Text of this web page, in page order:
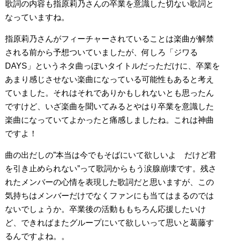
歌詞の内容も指原莉乃さんの卒業を意識した切ない歌詞と
なっていますね。
指原莉乃さんがフィーチャーされていることは楽曲が解禁
される前から予想ついていましたが、何しろ「ジワる
DAYS」というネタ曲っぽいタイトルだっただけに、卒業を
あまり感じさせない楽曲になっている可能性もあると考え
ていました。それはそれでありかもしれないとも思ったん
ですけど、いざ楽曲を聞いてみるとやはり卒業を意識した
楽曲になっていてよかったと痛感しましたね。これは神曲
ですよ！
曲の出だしの”本当は今でもそばにいて欲しいよ だけど君
を引き止められない”って歌詞からもう涙腺崩壊です。残さ
れたメンバーの心情を表現した歌詞だと思いますが、この
気持ちはメンバーだけでなくファンにも当てはまるのでは
ないでしょうか。卒業後の活動ももちろん応援したいけ
ど、できればまたグループにいて欲しいって思いと葛藤す
るんですよね。。